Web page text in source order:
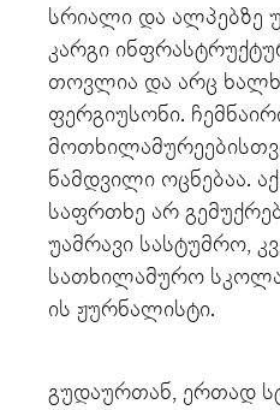
სრიალი და ალპებზე
კარგი
თოვლია და არც
ფერგიუსონი.
ნამდვილი ოცნებაა.
საფრთხე არ
უამრავი სასტუმრო,
სათხილამურო
ის ჟურნალისტი.
გუდაურთან, ერთად